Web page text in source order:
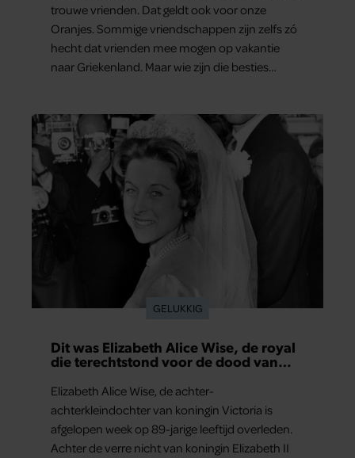
trouwe vrienden. Dat geldt ook voor onze
Oranjes. Sommige vriendschappen zijn zelfs zó
hecht dat vrienden mee mogen op vakantie
naar Griekenland. Maar wie zijn die besties
GELUKKIG
Dit was Elizabeth Alice Wise, de royal
die terechtstond voor de dood van
Elizabeth Alice Wise, de achter-
achterkleindochter van koningin Victoria is
afgelopen week op 89-jarige leeftijd overleden.
Achter de verre nicht van koningin Elizabeth II